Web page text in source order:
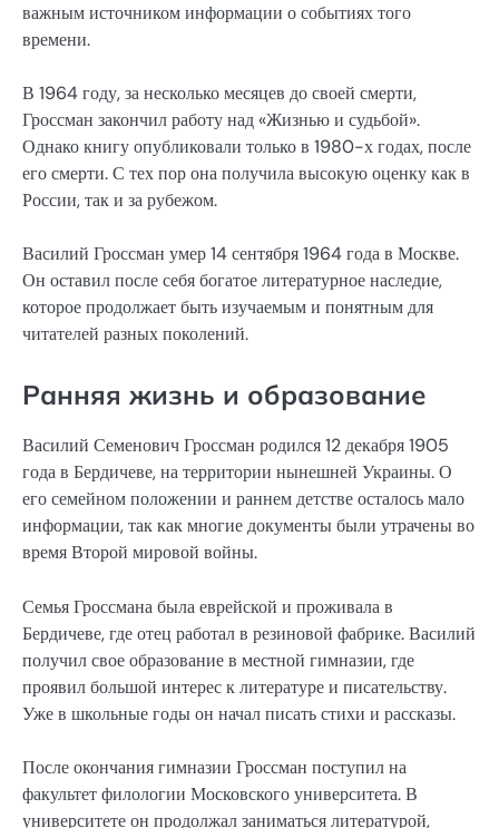
важным источником информации о событиях того
времени.
В 1964 году, за несколько месяцев до своей смерти,
Гроссман закончил работу над «Жизнью и судьбой».
Однако книгу опубликовали только в 1980-х годах, после
его смерти. С тех пор она получила высокую оценку как в
России, так и за рубежом.
Василий Гроссман умер 14 сентября 1964 года в Москве.
Он оставил после себя богатое литературное наследие,
которое продолжает быть изучаемым и понятным для
читателей разных поколений.
Ранняя жизнь и образование
Василий Семенович Гроссман родился 12 декабря 1905
года в Бердичеве, на территории нынешней Украины. О
его семейном положении и раннем детстве осталось мало
информации, так как многие документы были утрачены во
время Второй мировой войны.
Семья Гроссмана была еврейской и проживала в
Бердичеве, где отец работал в резиновой фабрике. Василий
получил свое образование в местной гимназии, где
проявил большой интерес к литературе и писательству.
Уже в школьные годы он начал писать стихи и рассказы.
После окончания гимназии Гроссман поступил на
факультет филологии Московского университета. В
университете он продолжал заниматься литературой,